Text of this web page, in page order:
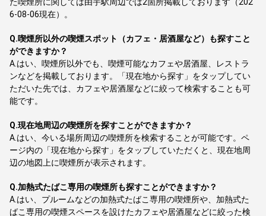
6-08-06現在）。
Q.喫煙所以外の喫煙スポット（カフェ・居酒屋など）も探すこと
ができますか？
A. はい、喫煙所以外でも、喫煙可能なカフェや居酒屋、レストラ
ンなどを掲載しております。「現在地から探す」をタップしてい
ただいた先では、カフェや居酒屋などに絞って検索することも可
能です。
Q.現在地周辺の喫煙所を探すことができますか？
A. はい、今いる場所周辺の喫煙所を検索することが可能です。ペ
ージ内の「現在地から探す」をタップしていただくと、現在地周
辺の地図上に喫煙所が表示されます。
Q.加熱式たばこ専用の喫煙所も探すことができますか？
A. はい、プルームなどの加熱式たばこ専用の喫煙所や、加熱式た
ばこ専用の喫煙スペースを設けたカフェや居酒屋などに絞った検